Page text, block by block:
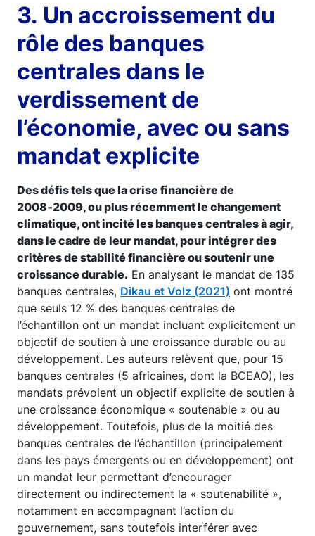
3. Un accroissement du
rôle des banques
centrales dans le
verdissement de
l’économie, avec ou sans
mandat explicite
Des défis tels que la crise financière de
2008‑2009, ou plus récemment le changement
climatique, ont incité les banques centrales à agir,
dans le cadre de leur mandat, pour intégrer des
critères de stabilité financière ou soutenir une
croissance durable. En analysant le mandat de 135
banques centrales, Dikau et Volz (2021) ont montré
que seuls 12 % des banques centrales de
l’échantillon ont un mandat incluant explicitement un
objectif de soutien à une croissance durable ou au
développement. Les auteurs relèvent que, pour 15
banques centrales (5 africaines, dont la BCEAO), les
mandats prévoient un objectif explicite de soutien à
une croissance économique « soutenable » ou au
développement. Toutefois, plus de la moitié des
banques centrales de l’échantillon (principalement
dans les pays émergents ou en développement) ont
un mandat leur permettant d’encourager
directement ou indirectement la « soutenabilité »,
notamment en accompagnant l’action du
gouvernement, sans toutefois interférer avec